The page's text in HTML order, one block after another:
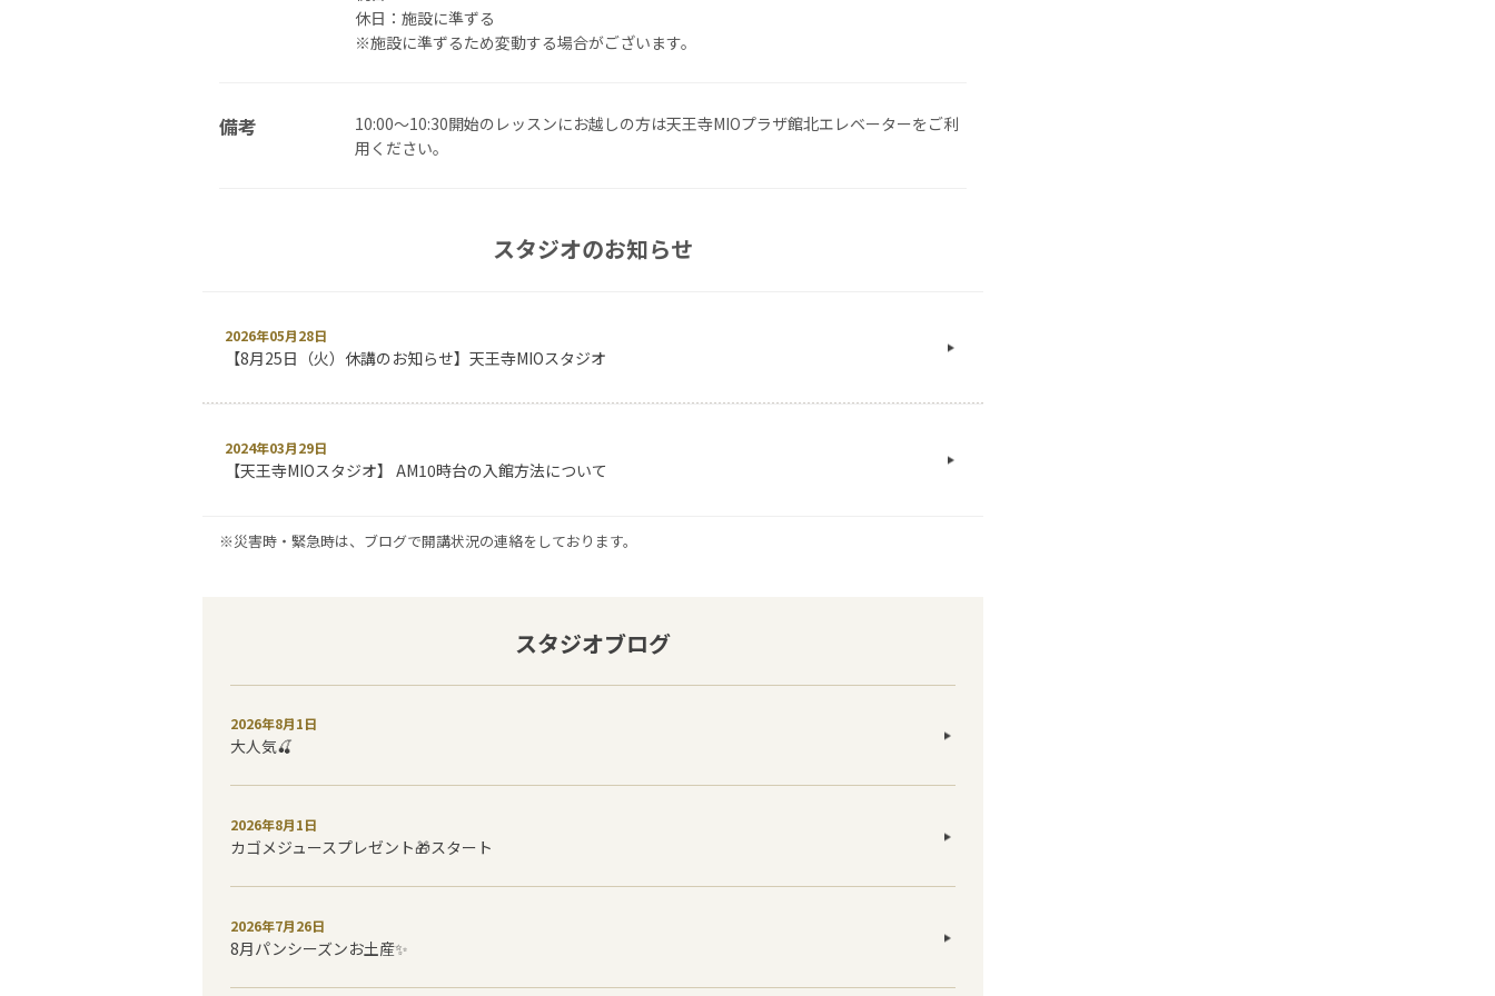
休日：施設に準ずる
※施設に準ずるため変動する場合がございます。
備考
10:00～10:30開始のレッスンにお越しの方は天王寺MIOプラザ館北エレベーターをご利
用ください。
スタジオのお知らせ
2026年05月28日
【8月25日（火）休講のお知らせ】天王寺MIOスタジオ
2024年03月29日
【天王寺MIOスタジオ】 AM10時台の入館方法について
※災害時・緊急時は、ブログで開講状況の連絡をしております。
スタジオブログ
2026年8月1日
大人気🍒
2026年8月1日
カゴメジュースプレゼント🎁スタート
2026年7月26日
8月パンシーズンお土産✨